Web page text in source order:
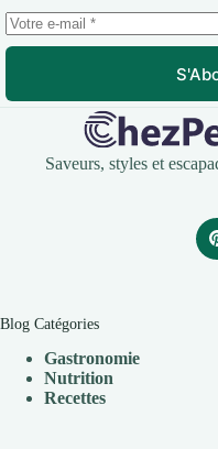
Saveurs, styles et
Blog Catégories
Gastronomie
Nutrition
Recettes